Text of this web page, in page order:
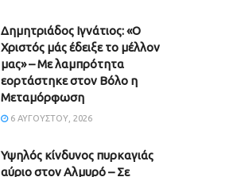
Δημητριάδος Ιγνάτιος: «Ο
Χριστός μάς έδειξε το μέλλον
μας» – Με λαμπρότητα
εορτάστηκε στον Βόλο η
Μεταμόρφωση
6 ΑΥΓΟΎΣΤΟΥ, 2026
Υψηλός κίνδυνος πυρκαγιάς
αύριο στον Αλμυρό – Σε